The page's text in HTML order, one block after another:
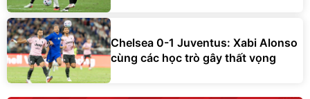
Chelsea 0-1 Juventus: Xabi Alonso
cùng các học trò gây thất vọng